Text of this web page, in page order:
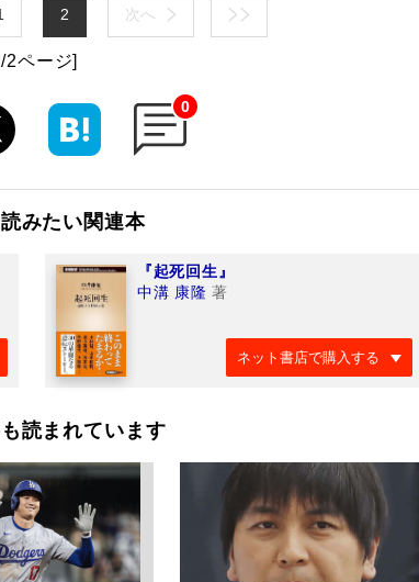
2 次へ
2ページ]
0
みたい関連本
『起死回生』
中溝 康隆 著
ネット書店で購入する
読まれています